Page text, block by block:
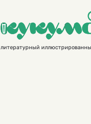
литературный